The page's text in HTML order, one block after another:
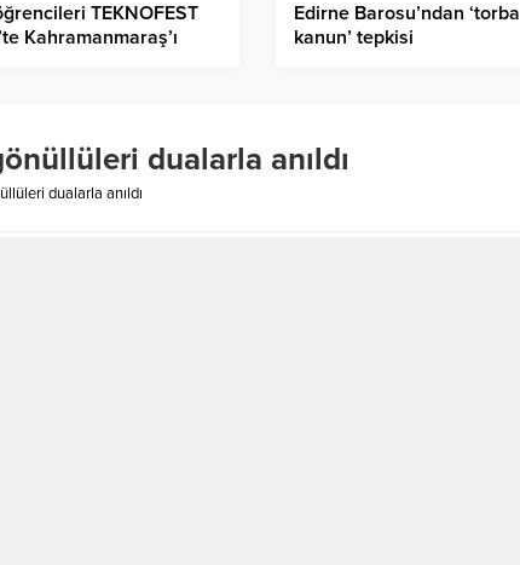
TEKNOFEST
Kahramanmaraş’ı
Edirne Barosu’ndan ‘torba
kanun’ tepkisi
dualarla anıldı
dualarla anıldı